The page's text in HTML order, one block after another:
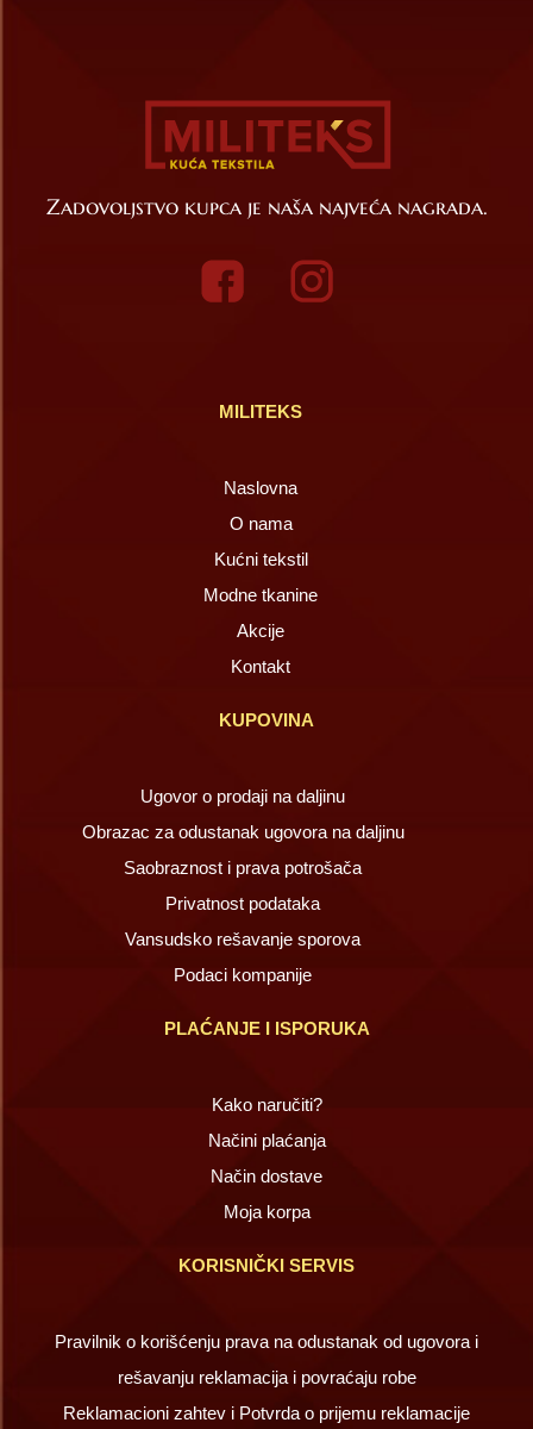
Zadovoljstvo kupca je naša najveća nagrada.
MILITEKS
Naslovna
O nama
Kućni tekstil
Modne tkanine
Akcije
Kontakt
KUPOVINA
Ugovor o prodaji na daljinu
Obrazac za odustanak ugovora na daljinu
Saobraznost i prava potrošača
Privatnost podataka
Vansudsko rešavanje sporova
Podaci kompanije
PLAĆANJE I ISPORUKA
Kako naručiti?
Načini plaćanja
Način dostave
Moja korpa
KORISNIČKI SERVIS
Pravilnik o korišćenju prava na odustanak od ugovora i
rešavanju reklamacija i povraćaju robe
Reklamacioni zahtev i Potvrda o prijemu reklamacije